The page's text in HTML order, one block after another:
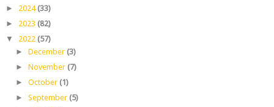
► 2024 (33)
► 2023 (82)
▼ 2022 (57)
► December (3)
► November (7)
► October (1)
► September (5)